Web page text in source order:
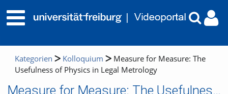
Kategorien Kolloquium
Measure for Measure: The
Usefulness of Physics in Legal Metrology
Measure for Measure: The Usefulness of Physics in Legal Metrology